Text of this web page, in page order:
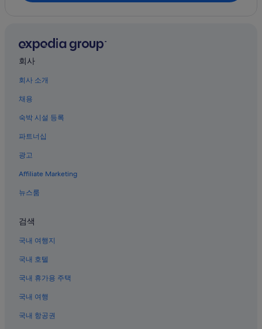
자카르타의 4성급 호텔
풀라우 티둥의 게스트하우스
자카르타의 가족 여행 호텔
자카르타의 워터파크 호텔
파리 호텔
자카르타의 리조트
자카르타의 Independent 호텔
자카르타의 온수 욕조가 있는 호텔
프라무카섬 호텔
자카르타의 아파트
자카르타의 저렴한 호텔
회사
회사 소개
채용
숙박 시설 등록
파트너십
광고
Affiliate Marketing
뉴스룸
검색
국내 여행지
국내 호텔
국내 휴가용 주택
국내 여행
국내 항공권